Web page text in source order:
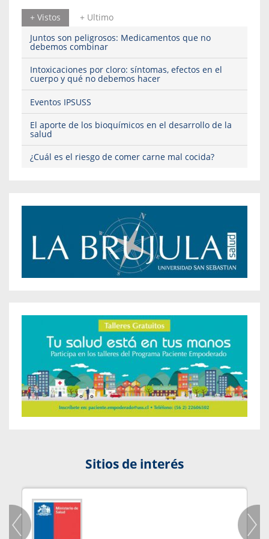
+ Vistos
+ Ultimo
Juntos son peligrosos: Medicamentos que no
debemos combinar
Intoxicaciones por cloro: síntomas, efectos en el
cuerpo y qué no debemos hacer
Eventos IPSUSS
El aporte de los bioquímicos en el desarrollo de la
salud
¿Cuál es el riesgo de comer carne mal cocida?
Sitios de interés